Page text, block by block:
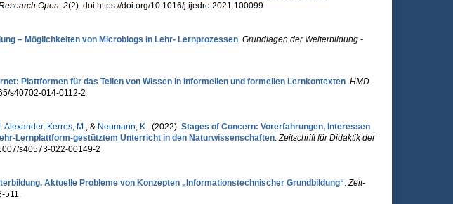
Open, 2(2). doi:https://doi.org/10.1016/j.ijedro.2021.100099
– Möglichkeiten von Microblogs in Lehr- Lernprozessen. Grundlagen der Weiterbildung -
Plattformen für das Teilen von Wissen in informellen und formellen Lernkontexten. HMD -
s40702-014-0112-2
Alexander, Kerres, M., & Neumann, K.. (2022). Stages of Concern: Vorerfahrungen, Interessen
Lernplattform-gestütztem Unterricht in den Naturwissenschaften.Zeitschrift für Didaktik der
s40573-022-00149-2
Aktuelle Probleme von Konzepten „Informations­technischer Grundbildung“.Zeit­
511.